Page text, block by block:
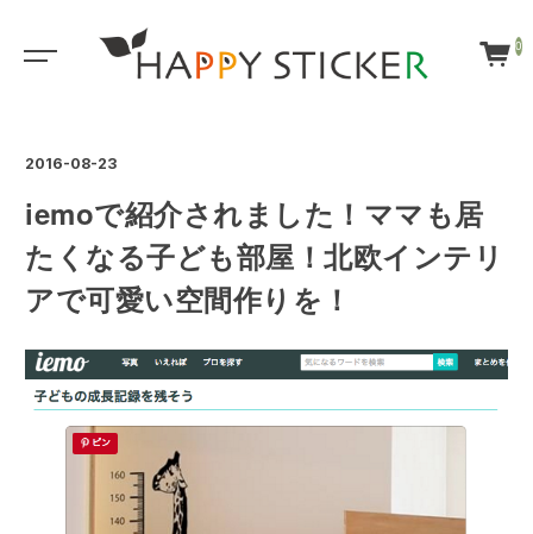
0
2016-08-23
iemoで紹介されました！ママも居
たくなる子ども部屋！北欧インテリ
アで可愛い空間作りを！